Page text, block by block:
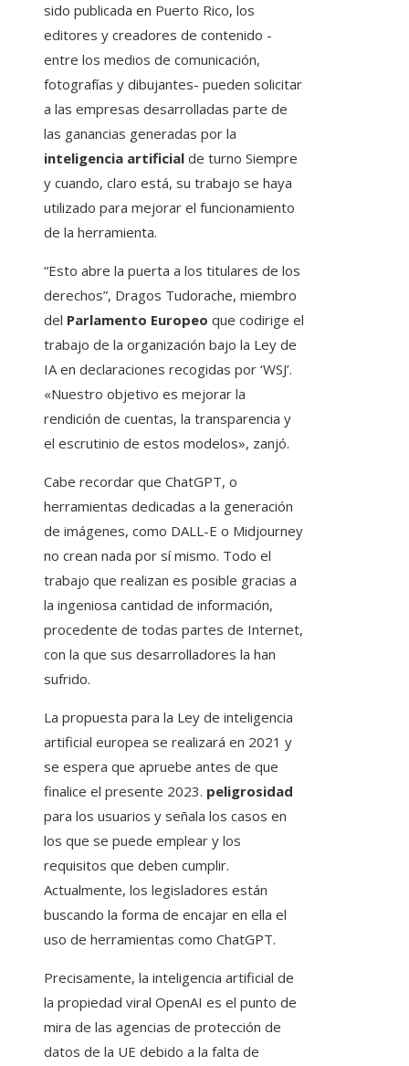
sido publicada en Puerto Rico, los
editores y creadores de contenido -
entre los medios de comunicación,
fotografías y dibujantes- pueden solicitar
a las empresas desarrolladas parte de
las ganancias generadas por la
inteligencia artificial de turno Siempre
y cuando, claro está, su trabajo se haya
utilizado para mejorar el funcionamiento
de la herramienta.
“Esto abre la puerta a los titulares de los
derechos”, Dragos Tudorache, miembro
del Parlamento Europeo que codirige el
trabajo de la organización bajo la Ley de
IA en declaraciones recogidas por ‘WSJ’.
«Nuestro objetivo es mejorar la
rendición de cuentas, la transparencia y
el escrutinio de estos modelos», zanjó.
Cabe recordar que ChatGPT, o
herramientas dedicadas a la generación
de imágenes, como DALL-E o Midjourney
no crean nada por sí mismo. Todo el
trabajo que realizan es posible gracias a
la ingeniosa cantidad de información,
procedente de todas partes de Internet,
con la que sus desarrolladores la han
sufrido.
La propuesta para la Ley de inteligencia
artificial europea se realizará en 2021 y
se espera que apruebe antes de que
finalice el presente 2023. peligrosidad
para los usuarios y señala los casos en
los que se puede emplear y los
requisitos que deben cumplir.
Actualmente, los legisladores están
buscando la forma de encajar en ella el
uso de herramientas como ChatGPT.
Precisamente, la inteligencia artificial de
la propiedad viral OpenAI es el punto de
mira de las agencias de protección de
datos de la UE debido a la falta de